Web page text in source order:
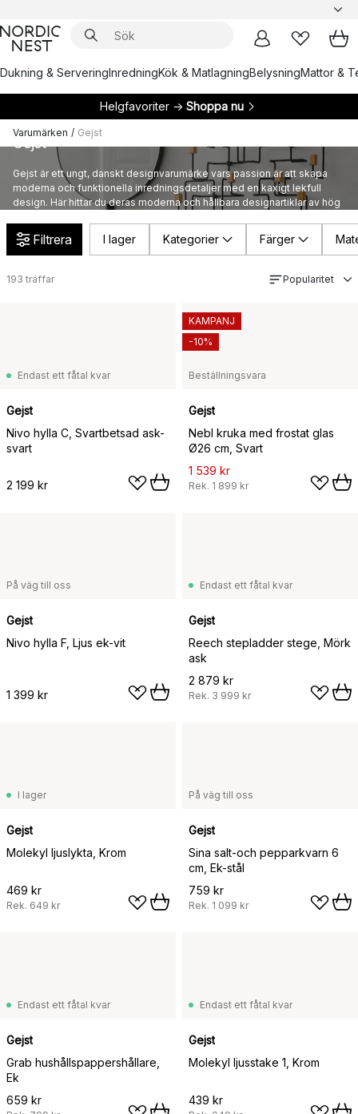
Dukning & ServeringInredningKök & MatlagningBelysningMattor &
Helgfavoriter → Shoppa nu
Varumärken / Gejst
Gejst
Gejst är ett ungt, danskt designvarumärke vars passion är att skapa
moderna och funktionella inredningsdetaljer med en kaxigt lekfull
design. Här hittar du deras moderna och hållbara designartiklar av hög
Filtrera I lager Kategorier Färger
193 träffar Popularitet
Endast ett fåtal kvar
Gejst
Nivo hylla C, Svartbetsad ask-
svart
2 199 kr
Beställningsvara
Gejst
Nebl kruka med frostat glas
Ø26 cm, Svart
1 539 kr
Rek. 1 899 kr
KAMPANJ
-10%
På väg till oss
Gejst
Nivo hylla F, Ljus ek-vit
1 399 kr
Endast ett fåtal kvar
Gejst
Reech stepladder stege, Mörk
ask
2 879 kr
Rek. 3 999 kr
I lager
Gejst
Molekyl ljuslykta, Krom
469 kr
Rek. 649 kr
På väg till oss
Gejst
Sina salt-och pepparkvarn 6
cm, Ek-stål
759 kr
Rek. 1 099 kr
Endast ett fåtal kvar
Gejst
Grab hushållspappershållare,
Ek
659 kr
Endast ett fåtal kvar
Gejst
Molekyl ljusstake 1, Krom
439 kr